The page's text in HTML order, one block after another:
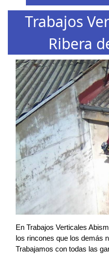
Trabajos
Ribera
En Trabajos Verticales
los rincones que los demás
Trabajamos con todas las